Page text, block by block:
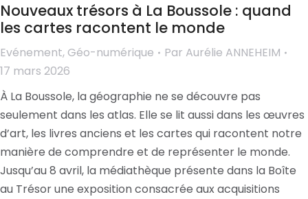
Nouveaux trésors à La Boussole : quand
les cartes racontent le monde
Evénement, Géo-numérique Par Aurélie ANNEHEIM
17 mars 2026
À La Boussole, la géographie ne se découvre pas
seulement dans les atlas. Elle se lit aussi dans les œuvres
d’art, les livres anciens et les cartes qui racontent notre
manière de comprendre et de représenter le monde.
Jusqu’au 8 avril, la médiathèque présente dans la Boîte
au Trésor une exposition consacrée aux acquisitions